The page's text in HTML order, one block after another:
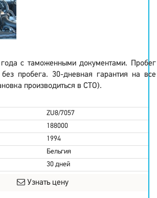
с таможенными документами. Пробег
пробега. 30-дневная гарантия на все
производиться в СТО).
ZU8/7057
188000
1994
Бельгия
30 дней
Узнать цену